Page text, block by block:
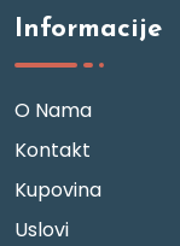
Informacije
O Nama
Kontakt
Kupovina
Uslovi